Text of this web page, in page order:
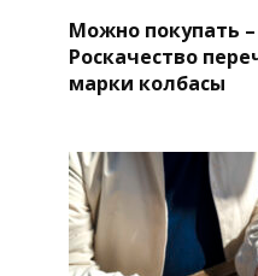
Можно покупать
Роскачество
марки колбасы